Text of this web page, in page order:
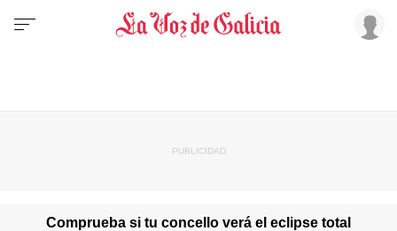
Comprueba si tu concello verá el eclipse total